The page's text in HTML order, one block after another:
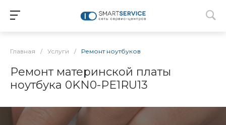
Главная / Услуги / Ремонт ноутбуков
Ремонт материнской платы
ноутбука 0KN0-PE1RU13